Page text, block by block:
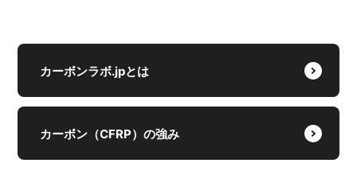
カーボンラボ.jpとは
カーボン（CFRP）の強み